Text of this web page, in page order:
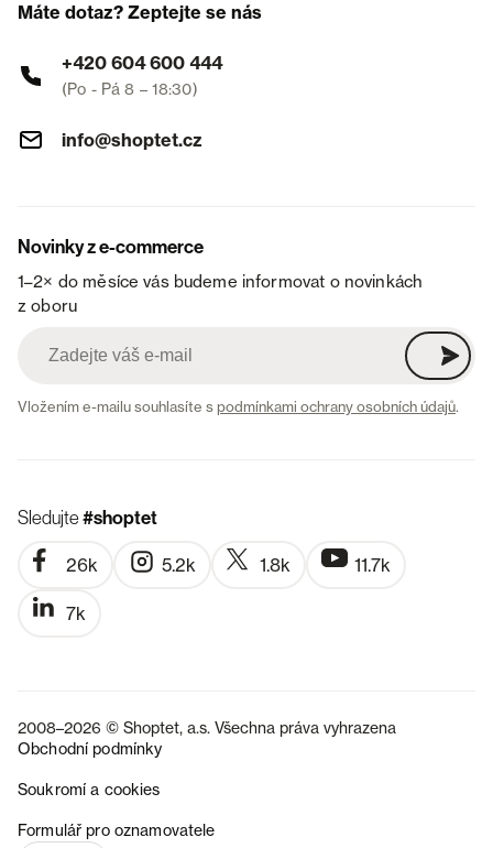
Máte dotaz? Zeptejte se nás
+420 604 600 444
(Po - Pá 8 – 18:30)
info@shoptet.cz
Novinky z e-commerce
1–2× do měsíce vás budeme informovat o novinkách
z oboru
Vložením e-mailu souhlasíte spodmínkami ochrany osobních údajů.
Sledujte#shoptet
26k 5.2k 1.8k 11.7k
7k
2008–2026 © Shoptet, a.s. Všechna práva vyhrazena
Obchodní podmínky
Soukromí a cookies
Formulář pro oznamovatele